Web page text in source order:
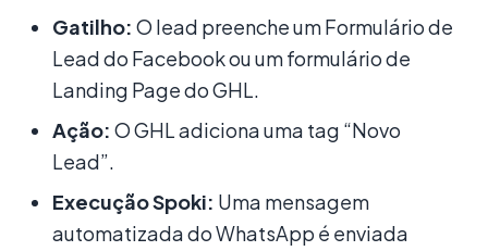
Gatilho: O lead preenche um Formulário de
Lead do Facebook ou um formulário de
Landing Page do GHL.
Ação: O GHL adiciona uma tag “Novo
Lead”.
Execução Spoki: Uma mensagem
automatizada do WhatsApp é enviada